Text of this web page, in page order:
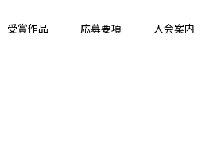
受賞作品 応募要項 入会案内